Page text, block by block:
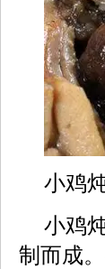
小鸡
小鸡
制而成